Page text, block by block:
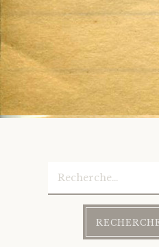
Rechercher :